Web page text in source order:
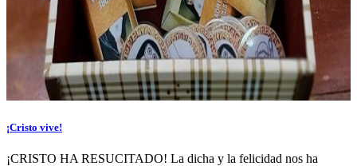
¡Cristo vive!
¡CRISTO HA RESUCITADO! La dicha y la felicidad nos ha